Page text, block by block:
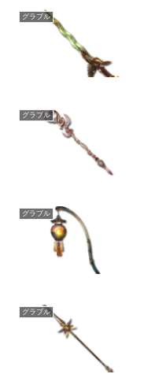
グラブル
グラブル
グラブル
グラブル